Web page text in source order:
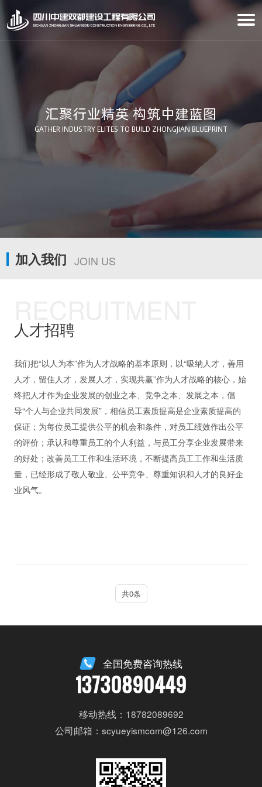
汇聚行业精英 构筑中建蓝图
GATHER INDUSTRY ELITES TO BUILD ZHONGJIAN BLUEPRINT
加入我们 JOIN US
人才招聘
我们把“以人为本”作为人才战略的基本原则，以“吸纳人才，善用
人才，留住人才，发展人才，实现共赢”作为人才战略的核心，始
终把人才作为企业发展的创业之本、竞争之本、发展之本，倡
导“个人与企业共同发展”，相信员工素质提高是企业素质提高的
保证；为每位员工提供公平的机会和条件，对员工绩效作出公平
的评价；承认和尊重员工的个人利益，与员工分享企业发展带来
的好处；改善员工工作和生活环境，不断提高员工工作和生活质
量，已经形成了敬人敬业、公平竞争、尊重知识和人才的良好企
业风气。
共0条
全国免费咨询热线
13730890449
移动热线：18782089692
公司邮箱：scyueyismcom@126.com